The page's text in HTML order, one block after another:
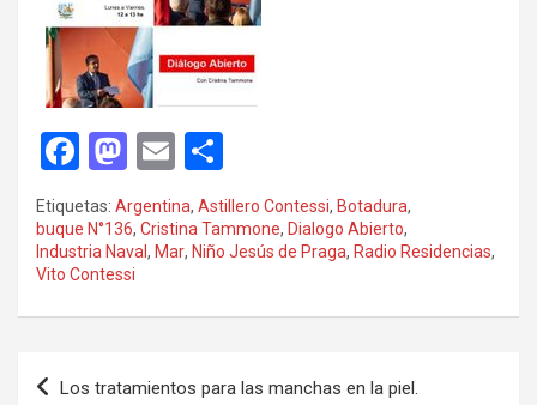
F
a
ce
b
o
k
M
st
o
d
n
E
m
ail
o
m
p
ar
Etiquetas: Argentina, Astillero Contessi, Botadura,
buque N°136, Cristina Tammone, Dialogo Abierto,
Industria Naval , Mar, Niño Jesús de Praga, Radio Residencias,
Vito Contessi
Navegación
Los tratamientos para las manchas en la piel.